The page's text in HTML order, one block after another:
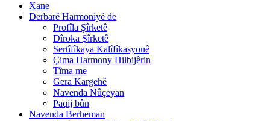
Xane
Derbarê Harmoniyê de
Profîla Şîrketê
Dîroka Şîrketê
Sertîfîkaya Kalîfîkasyonê
Çima Harmony Hilbijêrin
Tîma me
Gera Kargehê
Navenda Nûçeyan
Paqij bûn
Navenda Berheman